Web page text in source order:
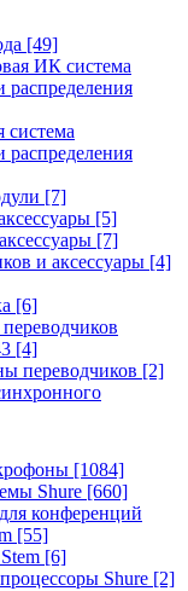
[49]
ИК система
распределения
система
распределения
[7]
[5]
[7]
и аксессуары [4]
[6]
[4]
переводчиков [2]
[1084]
Shure [660]
конференций
[55]
[6]
Shure [2]